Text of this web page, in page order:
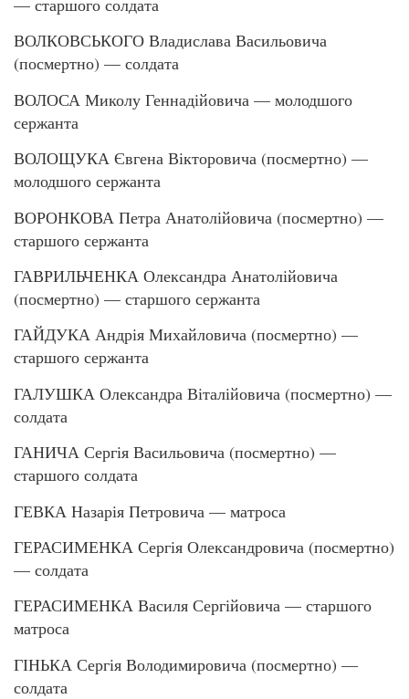
— старшого солдата
ВОЛКОВСЬКОГО Владислава Васильовича
(посмертно) — солдата
ВОЛОСА Миколу Геннадійовича — молодшого
сержанта
ВОЛОЩУКА Євгена Вікторовича (посмертно) —
молодшого сержанта
ВОРОНКОВА Петра Анатолійовича (посмертно) —
старшого сержанта
ГАВРИЛЬЧЕНКА Олександра Анатолійовича
(посмертно) — старшого сержанта
ГАЙДУКА Андрія Михайловича (посмертно) —
старшого сержанта
ГАЛУШКА Олександра Віталійовича (посмертно) —
солдата
ГАНИЧА Сергія Васильовича (посмертно) —
старшого солдата
ГЕВКА Назарія Петровича — матроса
ГЕРАСИМЕНКА Сергія Олександровича (посмертно)
— солдата
ГЕРАСИМЕНКА Василя Сергійовича — старшого
матроса
ГІНЬКА Сергія Володимировича (посмертно) —
солдата